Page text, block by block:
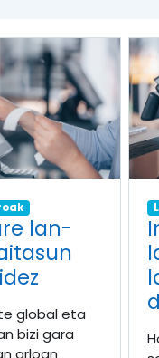
lan-
global eta
bizi gara
arloan